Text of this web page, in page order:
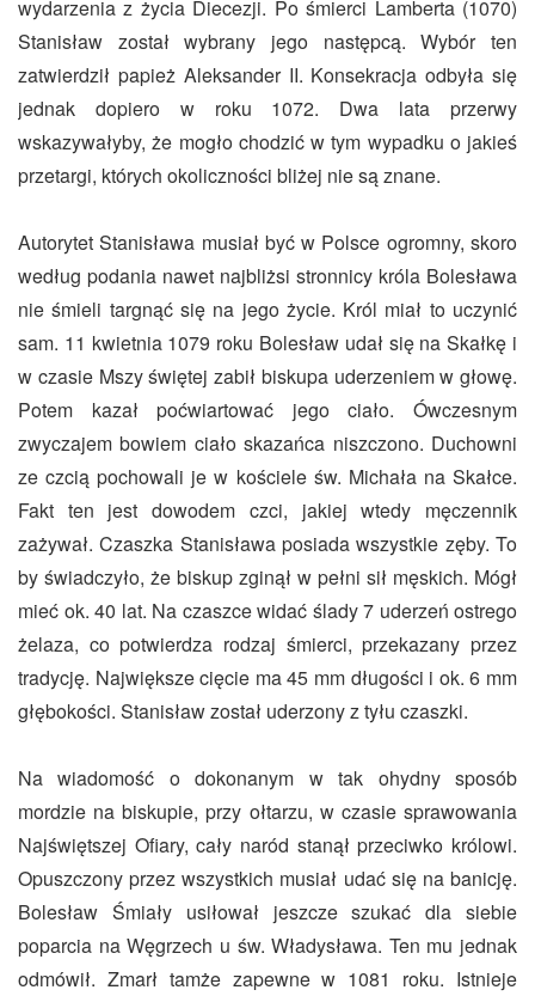
wydarzenia z życia Diecezji. Po śmierci Lamberta (1070)
Stanisław został wybrany jego następcą. Wybór ten
zatwierdził papież Aleksander II. Konsekracja odbyła się
jednak dopiero w roku 1072. Dwa lata przerwy
wskazywałyby, że mogło chodzić w tym wypadku o jakieś
przetargi, których okoliczności bliżej nie są znane.
Autorytet Stanisława musiał być w Polsce ogromny, skoro
według podania nawet najbliżsi stronnicy króla Bolesława
nie śmieli targnąć się na jego życie. Król miał to uczynić
sam. 11 kwietnia 1079 roku Bolesław udał się na Skałkę i
w czasie Mszy świętej zabił biskupa uderzeniem w głowę.
Potem kazał poćwiartować jego ciało. Ówczesnym
zwyczajem bowiem ciało skazańca niszczono. Duchowni
ze czcią pochowali je w kościele św. Michała na Skałce.
Fakt ten jest dowodem czci, jakiej wtedy męczennik
zażywał. Czaszka Stanisława posiada wszystkie zęby. To
by świadczyło, że biskup zginął w pełni sił męskich. Mógł
mieć ok. 40 lat. Na czaszce widać ślady 7 uderzeń ostrego
żelaza, co potwierdza rodzaj śmierci, przekazany przez
tradycję. Największe cięcie ma 45 mm długości i ok. 6 mm
głębokości. Stanisław został uderzony z tyłu czaszki.
Na wiadomość o dokonanym w tak ohydny sposób
mordzie na biskupie, przy ołtarzu, w czasie sprawowania
Najświętszej Ofiary, cały naród stanął przeciwko królowi.
Opuszczony przez wszystkich musiał udać się na banicję.
Bolesław Śmiały usiłował jeszcze szukać dla siebie
poparcia na Węgrzech u św. Władysława. Ten mu jednak
odmówił. Zmarł tamże zapewne w 1081 roku. Istnieje